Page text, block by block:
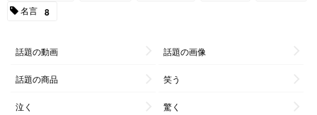
名言 8
話題の動画 話題の画像
話題の商品 笑う
泣く 驚く